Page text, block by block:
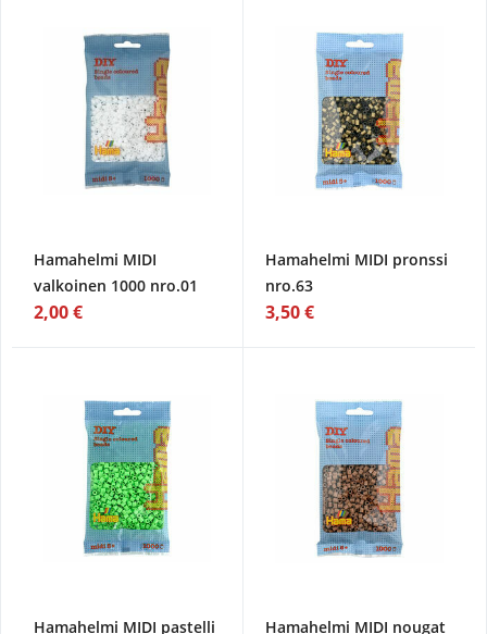
Hamahelmi MIDI
valkoinen 1000 nro.01
2,00 €
Hamahelmi MIDI pronssi
nro.63
3,50 €
Hamahelmi MIDI pastelli
Hamahelmi MIDI nougat